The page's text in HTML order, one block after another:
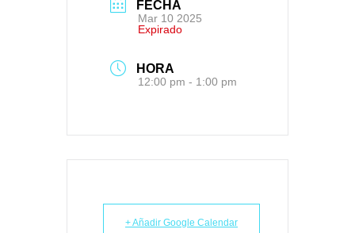
FECHA
Mar 10 2025
Expirado
HORA
12:00 pm - 1:00 pm
+ Añadir Google Calendar